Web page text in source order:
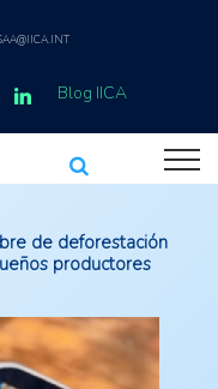
Blog IICA
de deforestación
productores